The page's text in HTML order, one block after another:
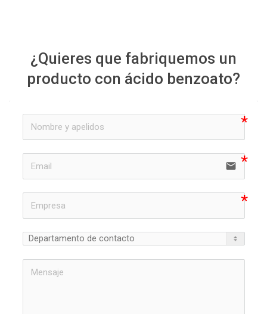
¿Quieres que fabriquemos un
producto con ácido benzoato?
email